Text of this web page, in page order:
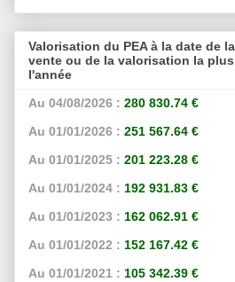
Valorisation du PEA à la date de
vente ou de la valorisation la
l'année
Au 04/08/2026 : 280 830.74 €
Au 01/01/2026 : 251 567.64 €
Au 01/01/2025 : 201 223.28 €
Au 01/01/2024 : 192 931.83 €
Au 01/01/2023 : 162 062.91 €
Au 01/01/2022 : 152 167.42 €
Au 01/01/2021 : 105 342.39 €